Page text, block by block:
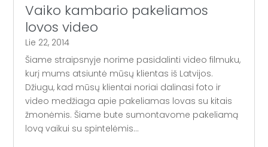
Vaiko kambario pakeliamos
lovos video
Lie 22, 2014
Šiame straipsnyje norime pasidalinti video filmuku,
kurį mums atsiuntė mūsų klientas iš Latvijos.
Džiugu, kad mūsų klientai noriai dalinasi foto ir
video medžiaga apie pakeliamas lovas su kitais
žmonėmis. Šiame bute sumontavome pakeliamą
lovą vaikui su spintelėmis...